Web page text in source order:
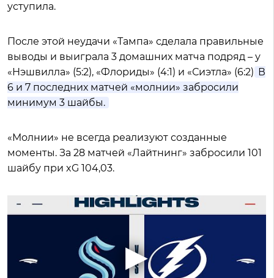
уступила.
После этой неудачи «Тампа» сделала правильные
выводы и выиграла 3 домашних матча подряд – у
«Нэшвилла» (5:2), «Флориды» (4:1) и «Сиэтла» (6:2). В
6 и 7 последних матчей «молнии» забросили
минимум 3 шайбы.
«Молнии» не всегда реализуют созданные
моменты. За 28 матчей «Лайтнинг» забросили 101
шайбу при xG 104,03.